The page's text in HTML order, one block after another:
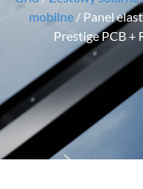
mobilne/ Panel
Prestige PCB +